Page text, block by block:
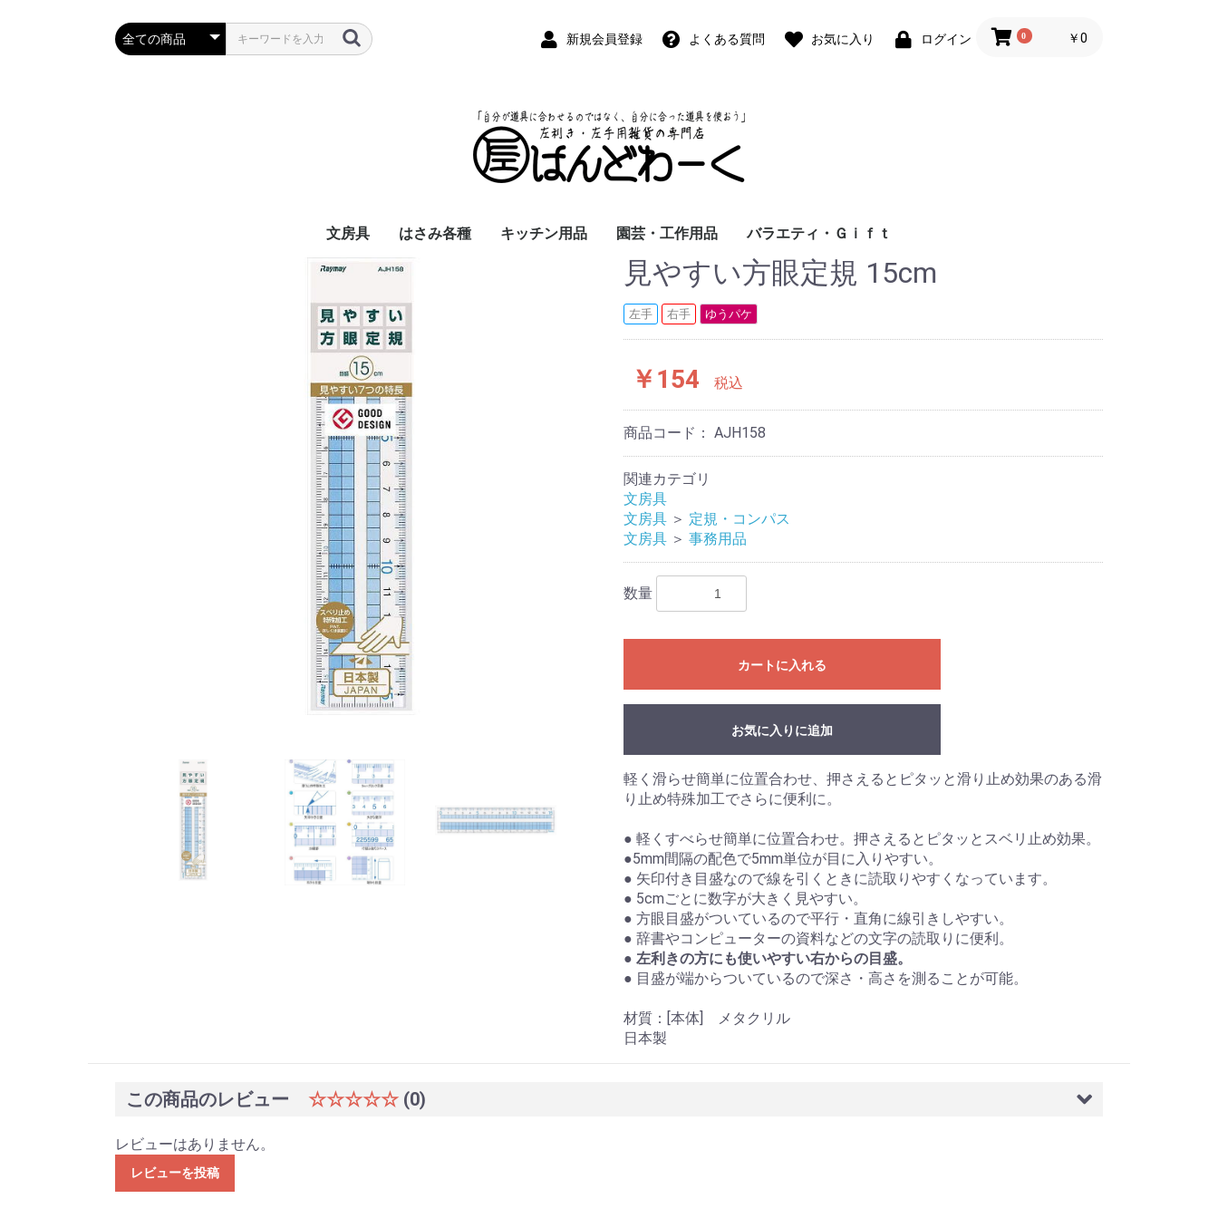
新規会員登録 よくある質問 お気に入り ログイン 0 ￥0
文房具 はさみ各種 キッチン用品 園芸・工作用品
草取鎌
園芸はさみ
メジャー・曲尺
カッター
工作用具・その他
バラエティ・Ｇｉｆｔ
Wallet(財布)
時計
デジタル小物
バラエティグッズ
ファッション小物
京扇子
書籍
見やすい方眼定規 15cm
左手 右手 ゆうパケ
￥154 税込
商品コード： AJH158
関連カテゴリ
文房具
文房具 ＞ 定規・コンパス
文房具 ＞ 事務用品
数量
カートに入れる
お気に入りに追加
軽く滑らせ簡単に位置合わせ、押さえるとピタッと滑り止め効果のある滑
り止め特殊加工でさらに便利に。
● 軽くすべらせ簡単に位置合わせ。押さえるとピタッとスベリ止め効果。
●5mm間隔の配色で5mm単位が目に入りやすい。
● 矢印付き目盛なので線を引くときに読取りやすくなっています。
● 5cmごとに数字が大きく見やすい。
● 方眼目盛がついているので平行・直角に線引きしやすい。
● 辞書やコンピューターの資料などの文字の読取りに便利。
● 左利きの方にも使いやすい右からの目盛。
● 目盛が端からついているので深さ・高さを測ることが可能。
材質：[本体] メタクリル
日本製
この商品のレビュー ☆☆☆☆☆ (0)
レビューはありません。
レビューを投稿